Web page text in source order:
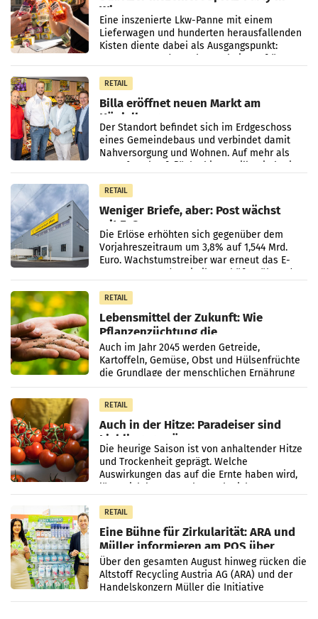
Wien
Eine inszenierte Lkw-Panne mit einem
Lieferwagen und hunderten herausfallenden
Kisten diente dabei als Ausgangspunkt:
Passanten wurden gebeten, beim Aufräumen
RETAIL
Billa eröffnet neuen Markt am
Küniglberg
Der Standort befindet sich im Erdgeschoss
eines Gemeindebaus und verbindet damit
Nahversorgung und Wohnen. Auf mehr als
330 m² Verkaufsfläche bietet Billa ein breites
RETAIL
Weniger Briefe, aber: Post wächst
mit E-Commerce
Die Erlöse erhöhten sich gegenüber dem
Vorjahreszeitraum um 3,8% auf 1,544 Mrd.
Euro. Wachstumstreiber war erneut das E-
Commerce- und Logistikgeschäft, während
RETAIL
Lebensmittel der Zukunft: Wie
Pflanzenzüchtung die
Ernährungssicherheit sichert
Auch im Jahr 2045 werden Getreide,
Kartoffeln, Gemüse, Obst und Hülsenfrüchte
die Grundlage der menschlichen Ernährung
bilden. Allerdings verändern sich die
Eigenschaften der Pflanzen
RETAIL
Auch in der Hitze: Paradeiser sind
Lieblingsgemüse
Die heurige Saison ist von anhaltender Hitze
und Trockenheit geprägt. Welche
Auswirkungen das auf die Ernte haben wird,
lässt sich laut Branche noch nicht
RETAIL
Eine Bühne für Zirkularität: ARA und
Müller informieren am POS über
Kreislauffähigkeit
Über den gesamten August hinweg rücken die
Altstoff Recycling Austria AG (ARA) und der
Handelskonzern Müller die Initiative
„Kreislauf-Helden“ in allen österreichischen